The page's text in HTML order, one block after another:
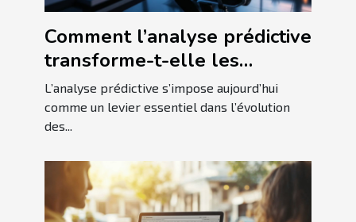
Comment l’analyse prédictive
transforme-t-elle les
stratégies d'affaires ?
L’analyse prédictive s’impose aujourd’hui
comme un levier essentiel dans l’évolution
des...